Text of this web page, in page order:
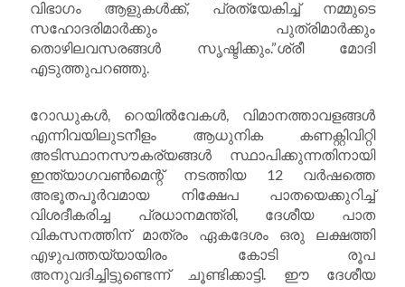
വിഭാഗം ആളുകൾക്ക്, പ്രത്യേകിച്ച് നമ്മുടെ
സഹോദരിമാർക്കും പുത്രിമാർക്കും
തൊഴിലവസരങ്ങൾ സൃഷ്ടിക്കും.”ശ്രീ മോദി
എടുത്തുപറഞ്ഞു.
റോഡുകൾ, റെയിൽവേകൾ, വിമാനത്താവളങ്ങൾ
എന്നിവയിലുടനീളം ആധുനിക കണക്റ്റിവിറ്റി
അടിസ്ഥാനസൗകര്യങ്ങൾ സ്ഥാപിക്കുന്നതിനായി
ഇന്ത്യാഗവൺമെന്റ് നടത്തിയ 12 വർഷത്തെ
അഭൂതപൂർവമായ നിക്ഷേപ പാതയെക്കുറിച്ച്
വിശദീകരിച്ച പ്രധാനമന്ത്രി, ദേശീയ പാത
വികസനത്തിന് മാത്രം ഏകദേശം ഒരു ലക്ഷത്തി
എഴുപത്തയ്യായിരം കോടി രൂപ
അനുവദിച്ചിട്ടുണ്ടെന്ന് ചൂണ്ടിക്കാട്ടി. ഈ ദേശീയ